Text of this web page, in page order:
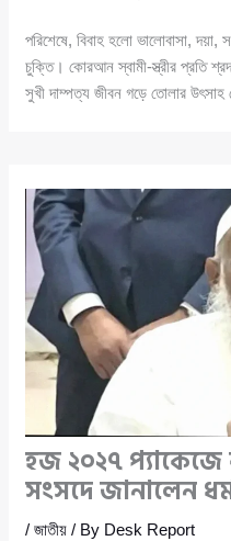
পরিশেষে, বিবাহ হলো ভালোবাসা, দয়া,
চুক্তি। কোরআন স্বামী-স্ত্রীর প্রতি
সুখী দাম্পত্য জীবন গড়ে তোলার উৎসাহ
হজ ২০২৭
সংসদে জানালেন
/জাতীয় / By Desk Report